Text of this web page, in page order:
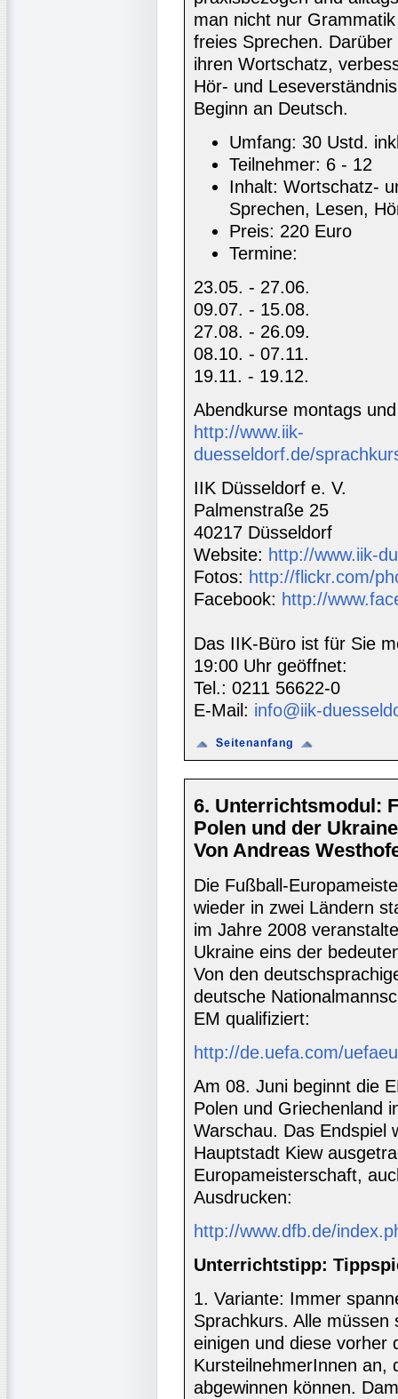
man nicht nur
freies Sprechen.
ihren Wortschatz,
Hör- und
Beginn an Deutsch.
Umfang: 30 Ustd.
Teilnehmer: 6 - 12
Inhalt: Wortschatz-
Sprechen, Lesen,
Preis: 220 Euro
Termine:
23.05. - 27.06.
09.07. - 15.08.
27.08. - 26.09.
08.10. - 07.11.
19.11. - 19.12.
Abendkurse montags
http://www.iik-
duesseldorf.de/
IIK Düsseldorf e. V.
Palmenstraße 25
40217 Düsseldorf
Website: http://www.iik-
Fotos: http://flickr.com/
Facebook: http://
Das IIK-Büro ist für Sie
19:00 Uhr geöffnet:
Tel.: 0211 56622-0
E-Mail: info@iik-
6. Unterrichtsmodul:
Polen und der Ukraine
Von Andreas
Die Fußball-
wieder in zwei Ländern
im Jahre 2008
Ukraine eins der
Von den
deutsche
EM qualifiziert:
http://de.uefa.com/
Am 08. Juni beginnt die
Polen und Griechenland
Warschau. Das Endspiel
Hauptstadt Kiew
Europameisterschaft,
Ausdrucken:
http://www.dfb.de/
Unterrichtstipp:
1. Variante: Immer
Sprachkurs. Alle müssen
einigen und diese vorher
KursteilnehmerInnen an,
abgewinnen können.